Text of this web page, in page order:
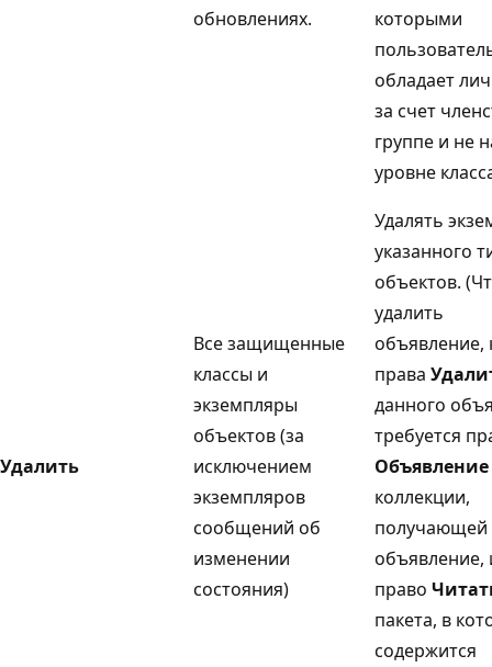
обновлениях.
которыми
обладает
за счет
группе и не
уровне
Удалить
Все защищенные
классы и
экземпляры
объектов (за
исключением
экземпляров
сообщений об
изменении
состояния)
Удалять
указанного
объектов.
удалить
объявление,
права
данного
требуется
Объявление
коллекции,
получающей
объявление,
право
пакета, в
содержится